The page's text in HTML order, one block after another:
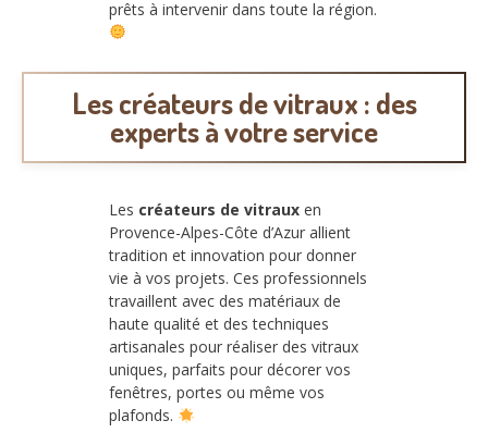
prêts à intervenir dans toute la région.
Les créateurs de vitraux : des
experts à votre service
Les créateurs de vitraux en
Provence-Alpes-Côte d’Azur allient
tradition et innovation pour donner
vie à vos projets. Ces professionnels
travaillent avec des matériaux de
haute qualité et des techniques
artisanales pour réaliser des vitraux
uniques, parfaits pour décorer vos
fenêtres, portes ou même vos
plafonds.